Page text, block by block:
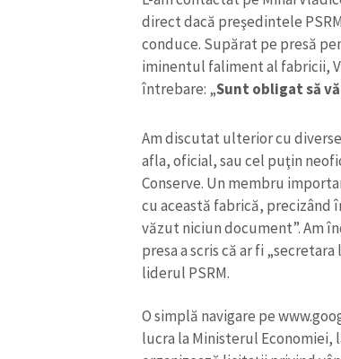
direct dacă preşedintele
conduce. Supărat pe presă
iminentul faliment al fabricii,
întrebare: „Sunt obligat să vă
Am discutat ulterior cu
afla, oficial, sau cel puţin
Conserve. Un membru
cu această fabrică, precizând
văzut niciun document”. Am
presa a scris că ar fi
liderul PSRM.
O simplă navigare pe
lucra la Ministerul Economiei,